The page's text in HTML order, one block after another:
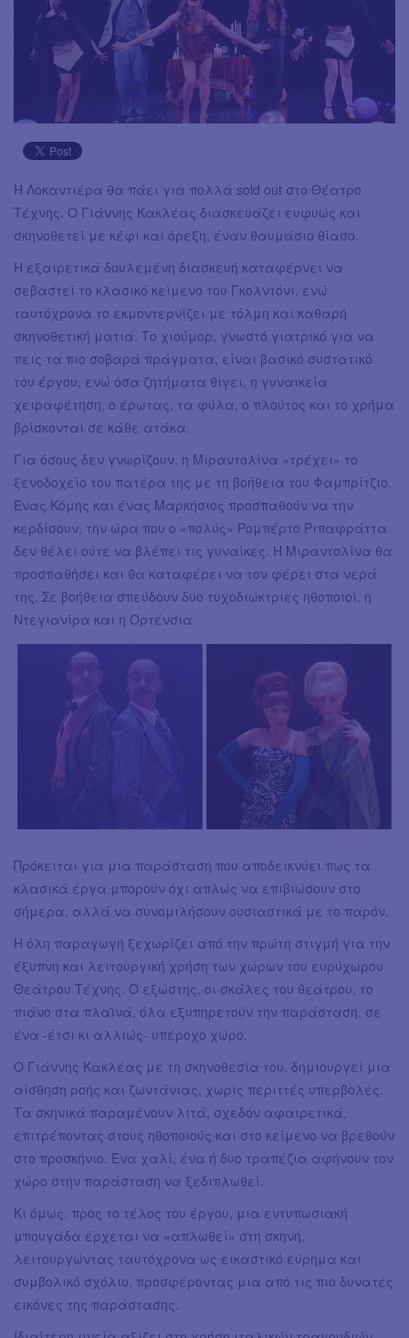
Η Λοκαντιέρα θα πάει για πολλά sold out στο Θέατρο
Τέχνης. Ο Γιάννης Κακλέας διασκευάζει ευφυώς και
σκηνοθετεί με κέφι και όρεξη, έναν θαυμάσιο θίασο.
Η εξαιρετικά δουλεμένη διασκευή καταφέρνει να
σεβαστεί το κλασικό κείμενο του Γκολντόνι, ενώ
ταυτόχρονα το εκμοντερνίζει με τόλμη και καθαρή
σκηνοθετική ματιά. Το χιούμορ, γνωστό γιατρικό για να
πεις τα πιο σοβαρά πράγματα, είναι βασικό συστατικό
του έργου, ενώ όσα ζητήματα θίγει, η γυναικεία
χειραφέτηση, ο έρωτας, τα φύλα, ο πλούτος και το χρήμα
βρίσκονται σε κάθε ατάκα.
Για όσους δεν γνωρίζουν, η Μιραντολίνα «τρέχει» το
ξενοδοχείο του πατέρα της με τη βοήθεια του Φαμπρίτζιο.
Ένας Κόμης και ένας Μαρκήσιος προσπαθούν να την
κερδίσουν, την ώρα που ο «πολύς» Ρομπέρτο Ριπαφράττα
δεν θέλει ούτε να βλέπει τις γυναίκες. Η Μιραντολίνα θα
προσπαθήσει και θα καταφέρει να τον φέρει στα νερά
της. Σε βοήθεια σπεύδουν δυο τυχοδιώκτριες ηθοποιοί, η
Ντεγιανίρα και η Ορτένσια.
Πρόκειται για μια παράσταση που αποδεικνύει πως τα
κλασικά έργα μπορούν όχι απλώς να επιβιώσουν στο
σήμερα, αλλά να συνομιλήσουν ουσιαστικά με το παρόν.
Η όλη παραγωγή ξεχωρίζει από την πρώτη στιγμή για την
έξυπνη και λειτουργική χρήση των χώρων του ευρύχωρου
Θεάτρου Τέχνης. Ο εξώστης, οι σκάλες του θεάτρου, το
πιάνο στα πλαϊνά, όλα εξυπηρετούν την παράσταση, σε
ένα -έτσι κι αλλιώς- υπέροχο χώρο.
Ο Γιάννης Κακλέας με τη σκηνοθεσία του, δημιουργεί μια
αίσθηση ροής και ζωντάνιας, χωρίς περιττές υπερβολές.
Τα σκηνικά παραμένουν λιτά, σχεδόν αφαιρετικά,
επιτρέποντας στους ηθοποιούς και στο κείμενο να βρεθούν
στο προσκήνιο. Ένα χαλί, ένα ή δυο τραπέζια αφήνουν τον
χώρο στην παράσταση να ξεδιπλωθεί.
Κι όμως, προς το τέλος του έργου, μια εντυπωσιακή
μπουγάδα έρχεται να «απλωθεί» στη σκηνή,
λειτουργώντας ταυτόχρονα ως εικαστικό εύρημα και
συμβολικό σχόλιο, προσφέροντας μια από τις πιο δυνατές
εικόνες της παράστασης.